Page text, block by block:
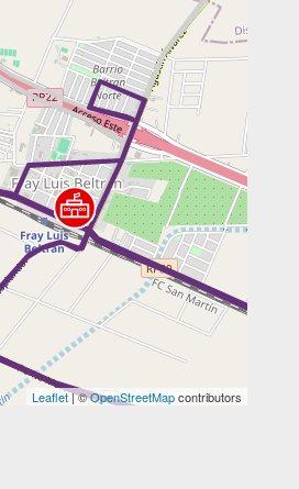
Leaflet| ©OpenStreetMapcontributors